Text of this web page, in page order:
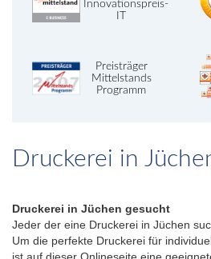
Innovationspreis-
IT
Preisträger
Mittelstands
Programm
Druckerei in
Druckerei in Jüchen gesucht
Jeder der eine Druckerei in Jüchen
Um die perfekte Druckerei für
ist auf dieser Onlineseite eine